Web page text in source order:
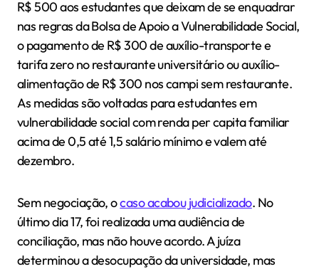
R$ 500 aos estudantes que deixam de se enquadrar
nas regras da Bolsa de Apoio a Vulnerabilidade Social,
o pagamento de R$ 300 de auxílio-transporte e
tarifa zero no restaurante universitário ou auxílio-
alimentação de R$ 300 nos campi sem restaurante.
As medidas são voltadas para estudantes em
vulnerabilidade social com renda per capita familiar
acima de 0,5 até 1,5 salário mínimo e valem até
dezembro.
Sem negociação, ocaso acabou judicializado. No
último dia 17, foi realizada uma audiência de
conciliação, mas não houve acordo. A juíza
determinou a desocupação da universidade, mas